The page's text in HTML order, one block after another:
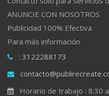
ANUNCIE CON NOSOTROS
Publicidad 100% Efectiva
Para más información
: 3122288173
Horario de trabajo : 8:30